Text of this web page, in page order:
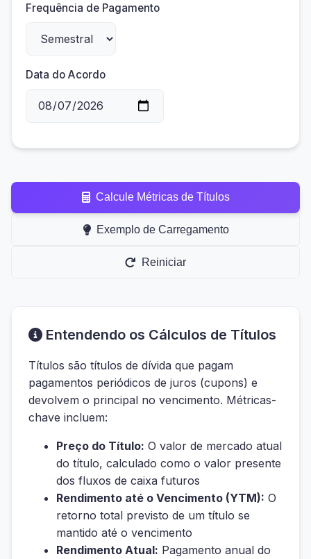
Frequência de Pagamento
Data do Acordo
Calcule Métricas de Títulos
Exemplo de Carregamento
Reiniciar
Entendendo os Cálculos de Títulos
Títulos são títulos de dívida que pagam
pagamentos periódicos de juros (cupons) e
devolvem o principal no vencimento. Métricas-
chave incluem:
Preço do Título: O valor de mercado atual
do título, calculado como o valor presente
dos fluxos de caixa futuros
Rendimento até o Vencimento (YTM): O
retorno total previsto de um título se
mantido até o vencimento
Rendimento Atual: Pagamento anual do